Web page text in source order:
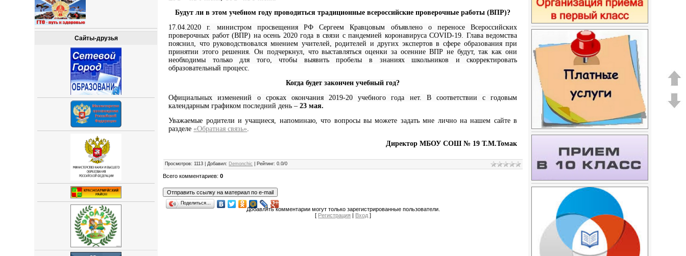
Сайты-друзья
Будут ли в этом учебном году проводиться традиционные всероссийские проверочные работы (ВПР)?
17.04.2020 г. министром просвещения РФ Сергеем Кравцовым объявлено о переносе Всероссийских
проверочных работ (ВПР) на осень 2020 года в связи с пандемией коронавируса COVID-19. Глава ведомства
пояснил, что руководствовался мнением учителей, родителей и других экспертов в сфере образования при
принятии этого решения. Он подчеркнул, что выставляться оценки за осенние ВПР не будут, так как они
необходимы только для того, чтобы выявить пробелы в знаниях школьников и скорректировать
образовательный процесс.
Когда будет закончен учебный год?
Официальных изменений о сроках окончания 2019-20 учебного года нет. В соответствии с годовым
календарным графиком последний день –23 мая.
Уважаемые родители и учащиеся, напоминаю, что вопросы вы можете задать мне лично на нашем сайте в
разделе «Обратная связь».
Директор МБОУ СОШ № 19 Т.М.Томак
Просмотров: 1113 | Добавил: Demonchic Рейтинг:0.0/0
Всего комментариев:0
Поделиться…
Добавлять комментарии могут только зарегистрированные пользователи.
[ Регистрация | Вход ]